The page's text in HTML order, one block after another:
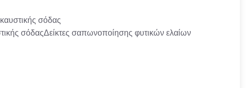
σόδας
σόδαςΔείκτες σαπωνοποίησης φυτικών ελαίων